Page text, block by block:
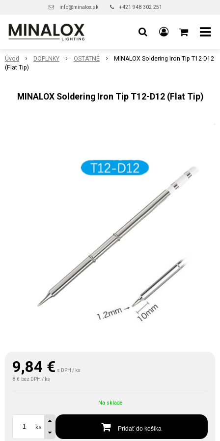
info@minalox.sk +421 948 302 251
Úvod DOPLNKY OSTATNÉ
MINALOX Soldering Iron Tip T12-D12
(Flat Tip)
MINALOX Soldering Iron Tip T12-D12 (Flat Tip)
9,84 € s DPH / ks
8 € bez DPH / ks
Na sklade
ks Pridať do košíka